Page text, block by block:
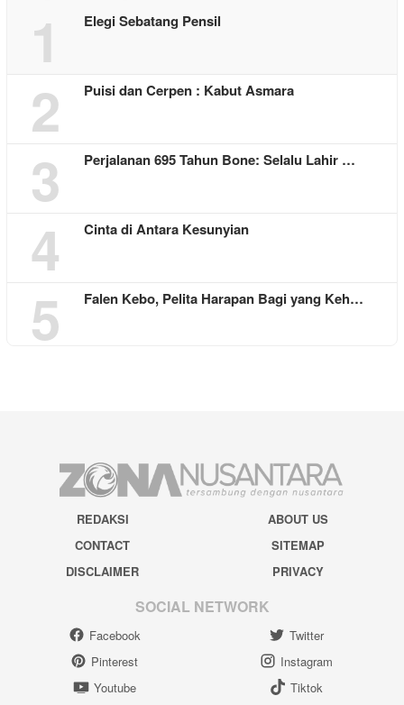
1 Elegi Sebatang Pensil
2 Puisi dan Cerpen : Kabut Asmara
3 Perjalanan 695 Tahun Bone: Selalu Lahir …
4 Cinta di Antara Kesunyian
5 Falen Kebo, Pelita Harapan Bagi yang Keh…
REDAKSI
ABOUT US
CONTACT
SITEMAP
DISCLAIMER
PRIVACY
SOCIAL NETWORK
Facebook
Twitter
Pinterest
Instagram
Youtube
Tiktok